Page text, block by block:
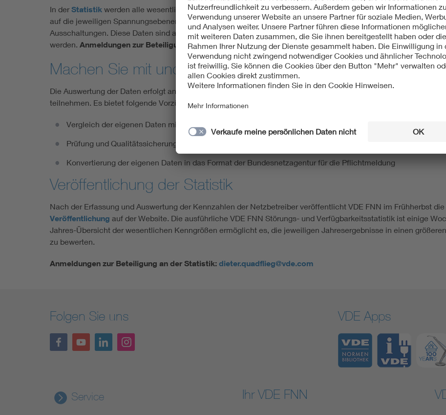
In derStatistik werden alle wesentlichen Verfügbarkeitskennzahlen an der Schnittstelle zu den
auf die jeweiligen Spannungsebenen bzw. Störungsanlässe aufgeteilt. Dabei wird zum Beispiel unterschieden
Ausschaltungen. Diese Daten sind auch für die Datenmeldung an die Bundesnetzagentur relevant und können
werden. Anmeldungen zur Beteiligung an der Statistik:dieter.quadflieg@vde.com
Machen Sie mit und profitieren Sie
Die Auswertung der Daten erfolgt anonymisiert und kumuliert in einem Web-Portal. Zu diesem Portal haben
teilnehmen. Es bietet folgende Vorzüge:
Vergleich der eigenen Daten mit den Daten aus der Statistik
Prüfung und Qualitätssicherung der erfassten Daten
Konvertierung der eigenen Daten in das Format der Bundesnetzagentur für die Pflichtmeldung
Veröffentlichung der Statistik
Nach der Erfassung und Auswertung der Kennzahlen der Netzbetreiber veröffentlicht VDE FNN im Frühherbst
Veröffentlichung auf der Website. Die ausführliche VDE FNN Störungs- und Verfügbarkeitsstatistik ist einige
Jahres-Übersicht der wesentlichen Kenngrößen ermöglicht es, die jeweiligen Jahresergebnisse in einen
zu bewerten.
Anmeldungen zur Beteiligung an der Statistik: dieter.quadflieg@vde.com
Folgen Sie uns VDE Apps
Service Ihr VDE FNN